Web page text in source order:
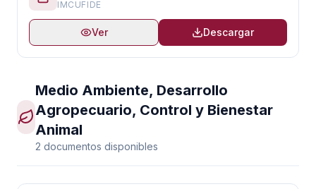
IMCUFIDE
Ver Descargar
Medio Ambiente, Desarrollo
Agropecuario, Control y Bienestar
Animal
2 documentos disponibles